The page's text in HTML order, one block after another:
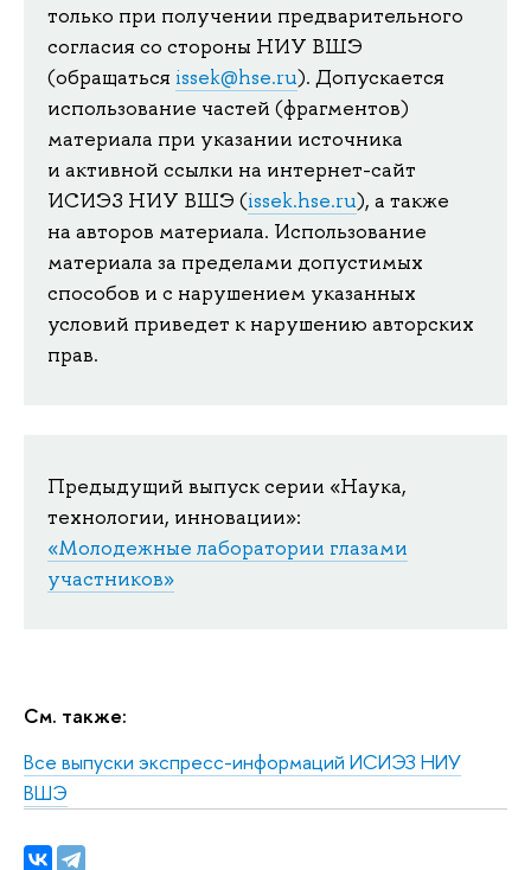
только при получении предварительного
согласия со стороны НИУ ВШЭ
(обращаться issek@hse.ru). Допускается
использование частей (фрагментов)
материала при указании источника
и активной ссылки на интернет-сайт
ИСИЭЗ НИУ ВШЭ (issek.hse.ru), а также
на авторов материала. Использование
материала за пределами допустимых
способов и с нарушением указанных
условий приведет к нарушению авторских
прав.
Предыдущий выпуск серии «Наука,
технологии, инновации»:
«Молодежные лаборатории глазами
участников»
См. также:
Все выпуски экспресс-информаций ИСИЭЗ НИУ
ВШЭ